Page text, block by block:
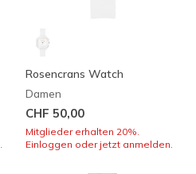
Rosencrans Watch
Damen
CHF 50,00
Mitglieder erhalten 20%.
Einloggen oder jetzt anmelden.